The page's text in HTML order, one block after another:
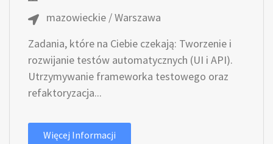
mazowieckie / Warszawa
Zadania, które na Ciebie czekają: Tworzenie i
rozwijanie testów automatycznych (UI i API).
Utrzymywanie frameworka testowego oraz
refaktoryzacja...
Więcej Informacji